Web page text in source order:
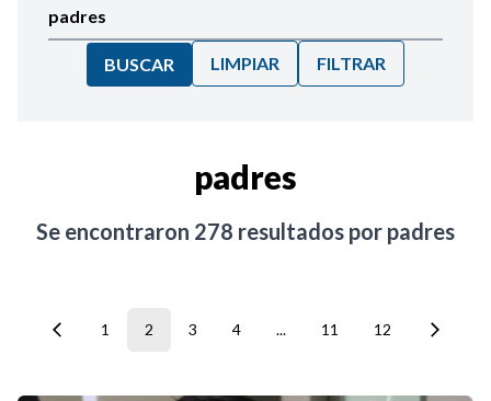
BUSCAR LIMPIAR FILTRAR
padres
Se encontraron 278 resultados por padres
1 2 3 4 ... 11 12